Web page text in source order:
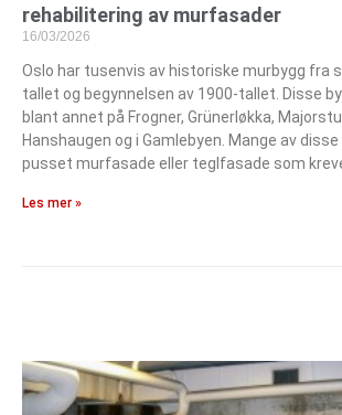
rehabilitering av murfasader
16/03/2026
Oslo har tusenvis av historiske murbygg fra
tallet og begynnelsen av 1900-tallet. Disse
blant annet på Frogner, Grünerløkka,
Hanshaugen og i Gamlebyen. Mange av
pusset murfasade eller teglfasade som
Les mer »